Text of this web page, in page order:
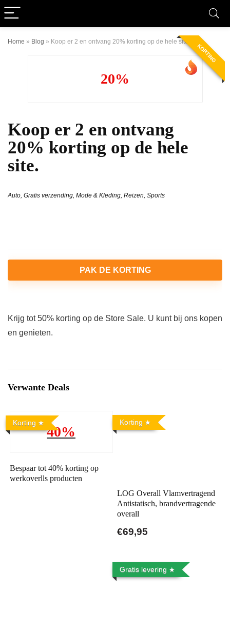
Home » Blog » Koop er 2 en ontvang 20% ​​korting op de hele site.
KORTING
20%
Koop er 2 en ontvang
20% ​​korting op de hele
site.
Auto, Gratis verzending, Mode & Kleding, Reizen, Sports
PAK DE KORTING
Krijg tot 50% korting op de Store Sale. U kunt bij ons kopen
en genieten.
Verwante Deals
Korting
40%
Bespaar tot 40% korting op
werkoverlls producten
Korting
LOG Overall Vlamvertragend
Antistatisch, brandvertragende
overall
€69,95
Gratis levering